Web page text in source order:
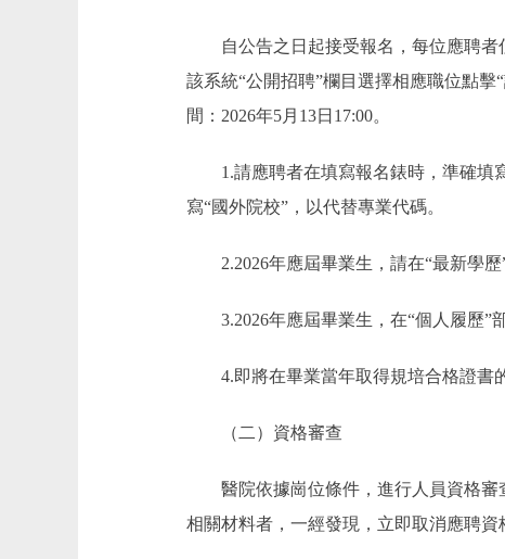
自公告之日起接受報名，每位應聘者僅
該系統“公開招聘”欄目選擇相應職位點
間：2026年5月13日17:00。
1.請應聘者在填寫報名錶時，準確填寫
寫“國外院校”，以代替專業代碼。
2.2026年應屆畢業生，請在“最新學歷”
3.2026年應屆畢業生，在“個人履歷”部
4.即將在畢業當年取得規培合格證書的
（二）資格審查
醫院依據崗位條件，進行人員資格審
相關材料者，一經發現，立即取消應聘